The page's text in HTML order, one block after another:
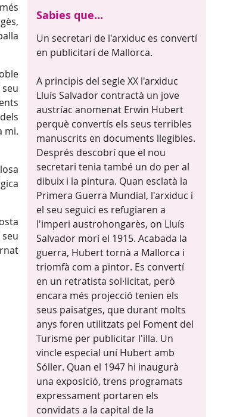
mi.
Sabies que...
Un secretari de l'arxiduc es convertí
en publicitari de Mallorca.
A principis del segle XX l'arxiduc
Lluís Salvador contractà un jove
austríac anomenat Erwin Hubert
perquè convertís els seus terribles
manuscrits en documents llegibles.
Després descobrí que el nou
secretari tenia també un do per al
dibuix i la pintura. Quan esclatà la
Primera Guerra Mundial, l'arxiduc i
el seu seguici es refugiaren a
l'imperi austrohongarès, on Lluís
Salvador morí el 1915. Acabada la
guerra, Hubert tornà a Mallorca i
triomfà com a pintor. Es convertí
en un retratista sol·licitat, però
encara més projecció tenien els
seus paisatges, que durant molts
anys foren utilitzats pel Foment del
Turisme per publicitar l'illa. Un
vincle especial uní Hubert amb
Sóller. Quan el 1947 hi inaugurà
una exposició, trens programats
expressament portaren els
convidats a la capital de la